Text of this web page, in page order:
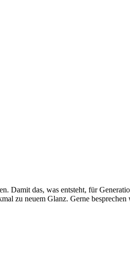
Damit das, was entsteht, für
zu neuem Glanz. Gerne